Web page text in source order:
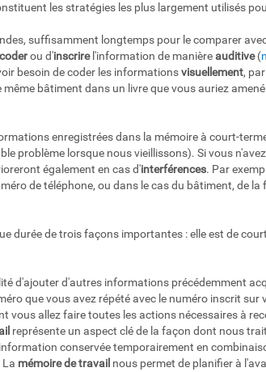
les stratégies les plus largement utilisés
suffisamment longtemps pour le comparer
coderou d'inscrirel'information de manièreauditive(
besoin de coder les informationsvisuellement,
bâtiment dans un livre que vous auriez
enregistrées dans la mémoire à court-
problème lorsque nous vieillissons). Si vous
également en cas d'interférences. Par
de téléphone, ou dans le cas du bâtiment, de
durée de trois façons importantes : elle est de
d'ajouter d'autres informations précédemment
que vous avez répété avec le numéro inscrit
allez faire toutes les actions nécessaires à
représente un aspect clé de la façon dont nous
conservée temporairement en
La mémoire de travail nous permet de planifier à